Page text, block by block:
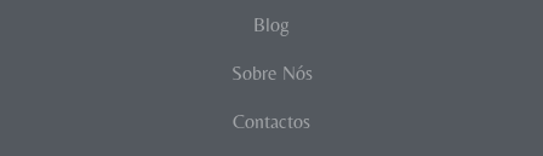
Blog
Sobre Nós
Contactos